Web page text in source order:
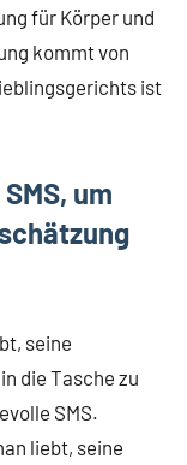
für Körper und
kommt von
ist
um
seine
die Tasche zu
SMS.
liebt, seine